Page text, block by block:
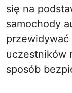
się na
samochody
uczestników
sposób